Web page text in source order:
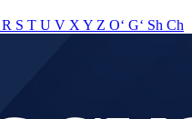
R S T U V X Y Z O‘ G‘ Sh Ch